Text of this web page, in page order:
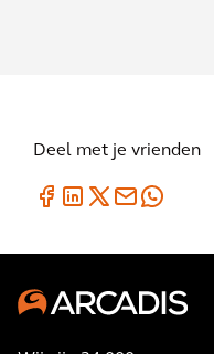
Deel met je vrienden